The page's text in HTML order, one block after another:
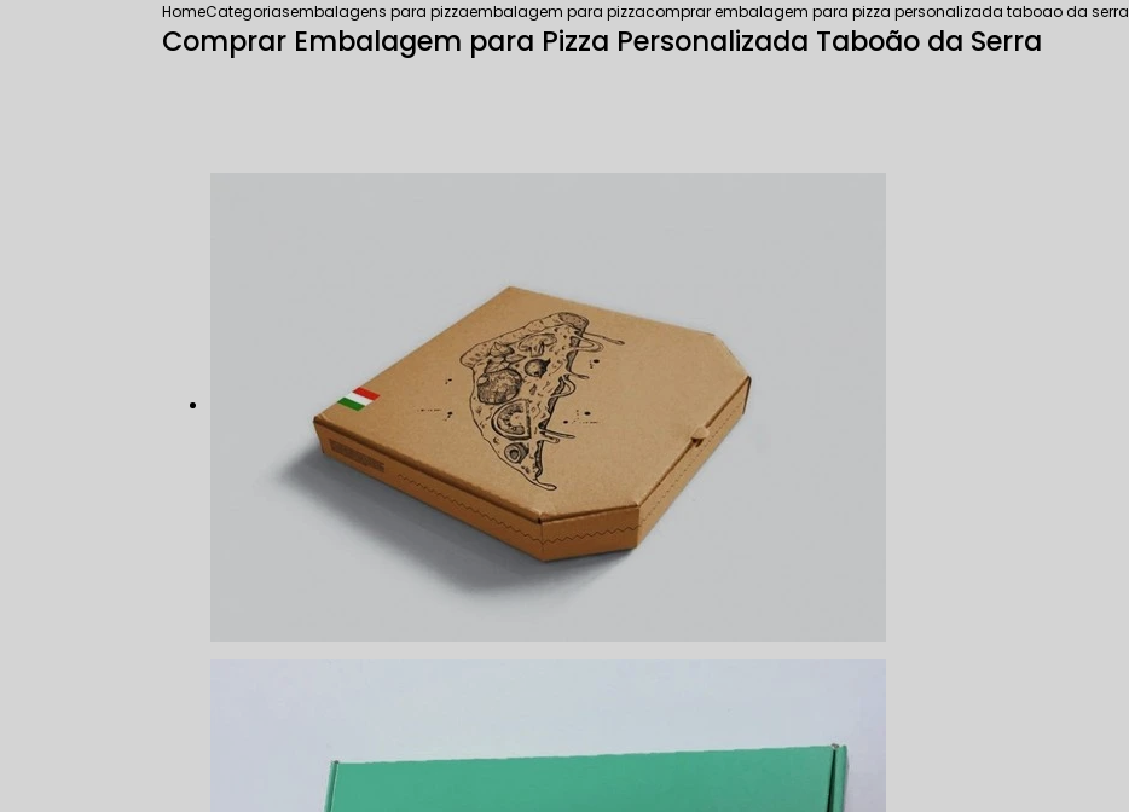
HomeCategoriasembalagens para pizzaembalagem para pizzacomprar embalagem para pizza personalizada taboao da serra
Comprar Embalagem para Pizza Personalizada Taboão da Serra